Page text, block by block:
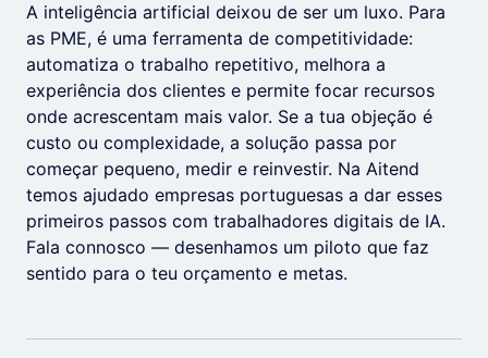
A inteligência artificial deixou de ser um luxo. Para
as PME, é uma ferramenta de competitividade:
automatiza o trabalho repetitivo, melhora a
experiência dos clientes e permite focar recursos
onde acrescentam mais valor. Se a tua objeção é
custo ou complexidade, a solução passa por
começar pequeno, medir e reinvestir. Na Aitend
temos ajudado empresas portuguesas a dar esses
primeiros passos com trabalhadores digitais de IA.
Fala connosco — desenhamos um piloto que faz
sentido para o teu orçamento e metas.